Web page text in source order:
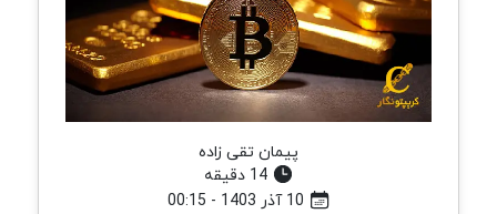
پیمان تقی زاده
14 دقیقه